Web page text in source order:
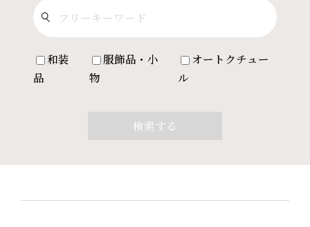
和装
品
服飾品・小
物
オートクチュー
ル